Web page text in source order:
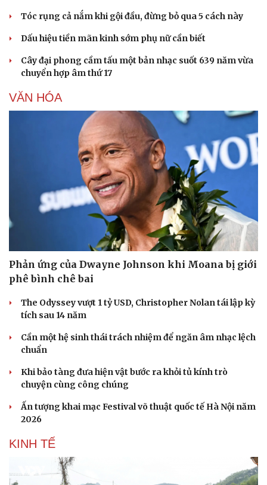
Dinh dưỡng - món ngon
Cây thuốc
Sản phụ khoa
Nam khoa
Làm đẹp - giảm cân
Ăn sạch sống khỏe
Đời sống
Nhà đẹp
Blog
Tóc rụng cả nắm khi gội đầu, đừng bỏ qua 5 cách này
Dấu hiệu tiền mãn kinh sớm phụ nữ cần biết
Cây đại phong cầm tấu một bản nhạc suốt 639 năm vừa
chuyển hợp âm thứ 17
VĂN HÓA
Phản ứng của Dwayne Johnson khi Moana bị giới
phê bình chê bai
The Odyssey vượt 1 tỷ USD, Christopher Nolan tái lập kỳ
tích sau 14 năm
Cần một hệ sinh thái trách nhiệm để ngăn âm nhạc lệch
chuẩn
Khi bảo tàng đưa hiện vật bước ra khỏi tủ kính trò
chuyện cùng công chúng
Ấn tượng khai mạc Festival võ thuật quốc tế Hà Nội năm
2026
KINH TẾ